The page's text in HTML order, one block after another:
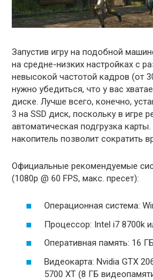
Запустив игру на подобной
на средне-низких настройках с
невысокой частотой кадров (от
нужно убедиться, что у вас
диске. Лучше всего, конечно,
3 на SSD диск, поскольку в игре
автоматическая подгрузка
накопитель позволит сократить
Официальные рекомендуемые
(1080p @ 60 FPS, макс. пресет):
Операционная система:
Процессор: Intel i7 8700k
Оперативная память: 16
Видеокарта: Nvidia GTX
5700 XT (8 ГБ